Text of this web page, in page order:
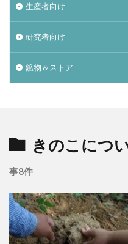
生産者向け
研究者向け
鉱物＆ストア
きのこにつ
事8件